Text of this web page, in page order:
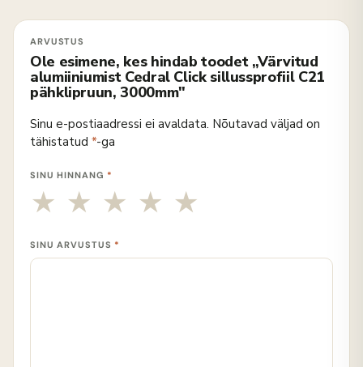
Ole esimene, kes hindab toodet „Värvitud
alumiiniumist Cedral Click sillussprofiil C21
pähklipruun, 3000mm"
Sinu e-postiaadressi ei avaldata. Nõutavad väljad on
tähistatud *-ga
SINU HINNANG *
SINU ARVUSTUS *